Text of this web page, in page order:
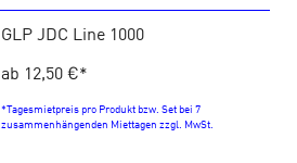
GLP JDC Line 1000
ab 12,50 €*
*Tagesmietpreis pro Produkt bzw. Set bei 7
zusammenhängenden Miettagen zzgl. MwSt.